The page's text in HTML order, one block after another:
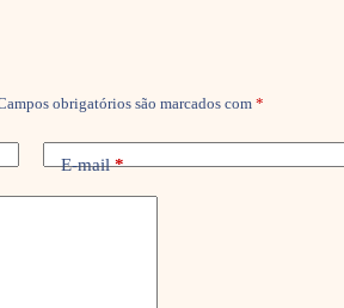
obrigatórios são marcados com *
E-mail*